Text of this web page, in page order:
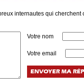
internautes qui cherchent
Votre nom
Votre email